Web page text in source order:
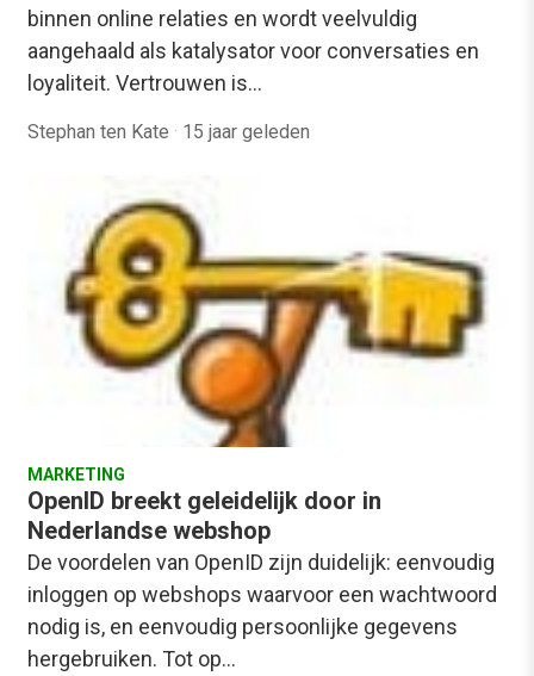
binnen online relaties en wordt veelvuldig
aangehaald als katalysator voor conversaties en
loyaliteit. Vertrouwen is…
Stephan ten Kate · 15 jaar geleden
MARKETING
OpenID breekt geleidelijk door in
Nederlandse webshop
De voordelen van OpenID zijn duidelijk: eenvoudig
inloggen op webshops waarvoor een wachtwoord
nodig is, en eenvoudig persoonlijke gegevens
hergebruiken. Tot op…